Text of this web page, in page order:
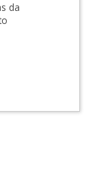
da